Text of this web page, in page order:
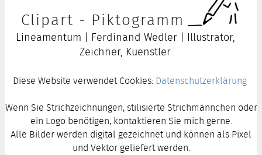
Clipart - Piktogramm
Lineamentum | Ferdinand Wedler | Illustrator,
Zeichner, Kuenstler
Diese Website verwendet Cookies: Datenschutzerklärung
Wenn Sie Strichzeichnungen, stilisierte Strichmännchen oder
ein Logo benötigen, kontaktieren Sie mich gerne.
Alle Bilder werden digital gezeichnet und können als Pixel
und Vektor geliefert werden.